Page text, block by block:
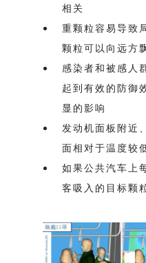
相关
重颗粒容易导致
颗粒可以向远方
感染者和被感人
起到有效的防御
显的影响
发动机面板附近
面相对于温度较
如果公共汽车上
客吸入的目标颗